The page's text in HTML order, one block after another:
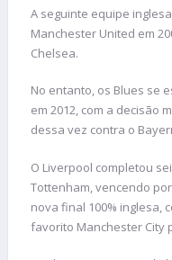
A seguinte equipe
Manchester United em
Chelsea.
No entanto, os Blues se
em 2012, com a decisão
dessa vez contra o
O Liverpool completou
Tottenham, vencendo
nova final 100% inglesa,
favorito Manchester City